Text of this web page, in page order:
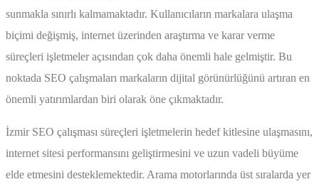
sunmakla sınırlı kalmamaktadır. Kullanıcıların markalara ulaşma
biçimi değişmiş, internet üzerinden araştırma ve karar verme
süreçleri işletmeler açısından çok daha önemli hale gelmiştir. Bu
noktada SEO çalışmaları markaların dijital görünürlüğünü artıran en
önemli yatırımlardan biri olarak öne çıkmaktadır.
İzmir SEO çalışması süreçleri işletmelerin hedef kitlesine ulaşmasını,
internet sitesi performansını geliştirmesini ve uzun vadeli büyüme
elde etmesini desteklemektedir. Arama motorlarında üst sıralarda yer